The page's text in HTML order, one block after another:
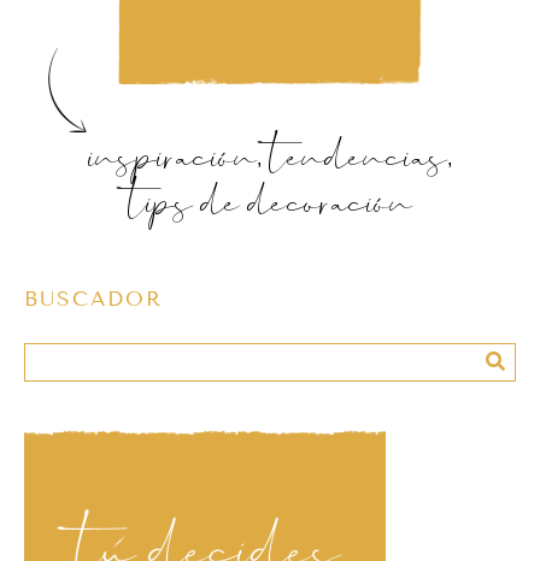
inspiración, tendencias,
tips de decoración
BUSCADOR